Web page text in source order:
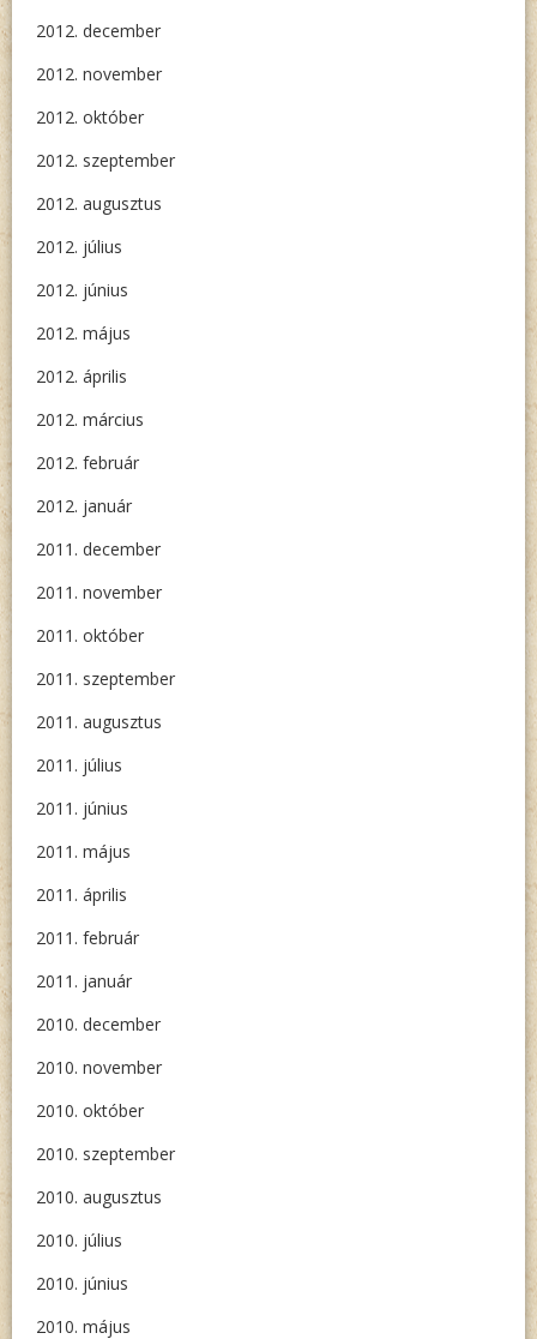
2012. december
2012. november
2012. október
2012. szeptember
2012. augusztus
2012. július
2012. június
2012. május
2012. április
2012. március
2012. február
2012. január
2011. december
2011. november
2011. október
2011. szeptember
2011. augusztus
2011. július
2011. június
2011. május
2011. április
2011. február
2011. január
2010. december
2010. november
2010. október
2010. szeptember
2010. augusztus
2010. július
2010. június
2010. május